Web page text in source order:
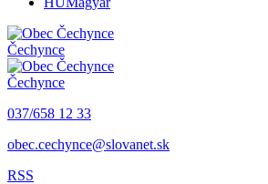
Čechynce
Čechynce
037/658 12 33
obec.cechynce@slovanet.sk
RSS